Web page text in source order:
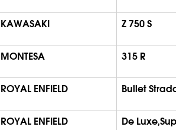
KAWASAKI Z 750 S
MONTESA 315 R
ROYAL ENFIELD Bullet Strada
ROYAL ENFIELD De